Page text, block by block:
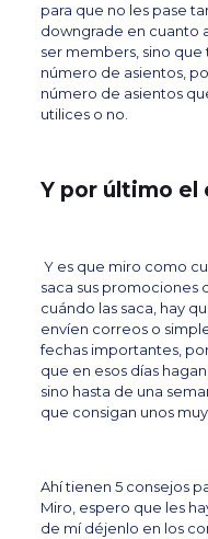
para que no les pase
downgrade en cuanto
ser members, sino
número de asientos,
número de asientos
utilices o no.
Y por último el
Y es que miro como
saca sus promociones
cuándo las saca, hay
envíen correos o
fechas importantes,
que en esos días
sino hasta de una
que consigan unos
Ahí tienen 5 consejos
Miro, espero que les
de mí déjenlo en los